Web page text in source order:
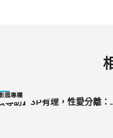
展專欄
專訪】3P有理，性愛分離：